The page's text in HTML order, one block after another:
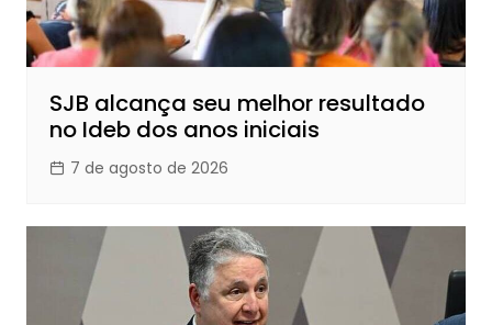
SJB alcança seu melhor resultado
no Ideb dos anos iniciais
7 de agosto de 2026